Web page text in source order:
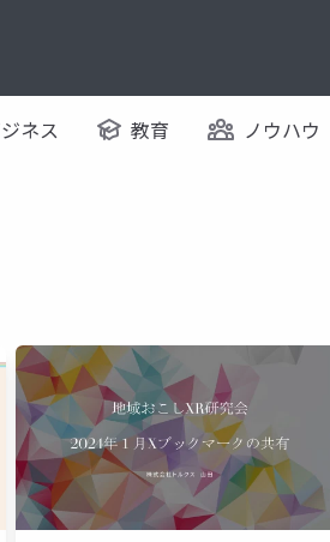
ネス 教育 ノウハウ